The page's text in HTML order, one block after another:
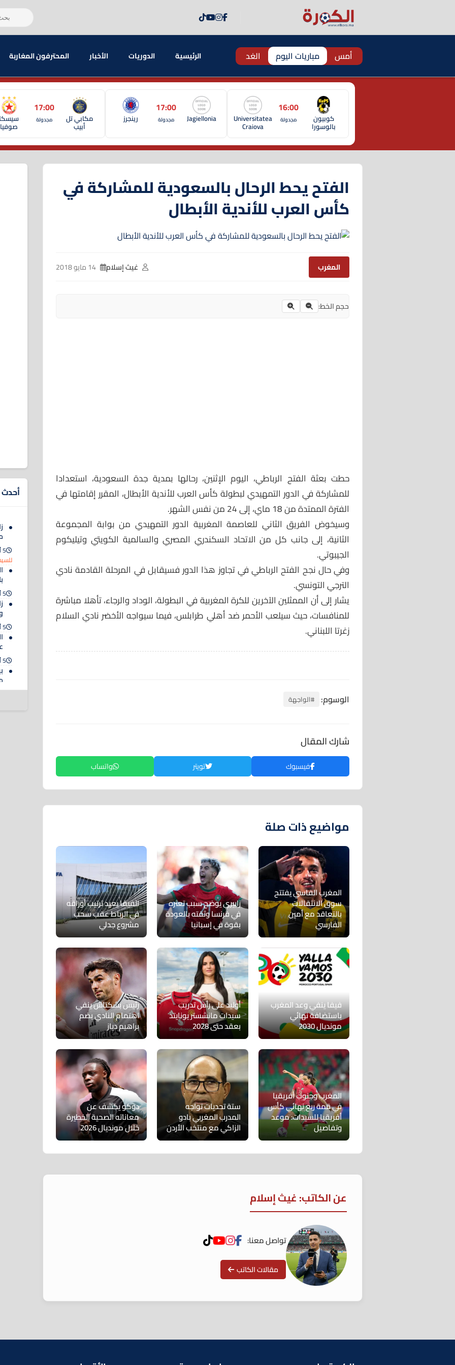
أمس مباريات اليوم الغد الرئيسية الدوريات الأخبار المحترفون المغاربة
كوبيون
بالوسورا
16:00
مجدولة Universitatea
Craiova
Jagiellonia
17:00
مجدولة رينجرز مكابي تل
أبيب
17:00
مجدولة سيسكا
صوفيا
الفتح يحط الرحال بالسعودية للمشاركة في
كأس العرب للأندية الأبطال
المغرب غيث إسلام
حجم الخط:
حطت بعثة الفتح الرباطي، اليوم الإثنين، رحالها بمدية جدة السعودية، استعدادا
للمشاركة في الدور التمهيدي لبطولة كأس العرب للأندية الأبطال، المقرر إقامتها في
الفترة الممتدة من 18 ماي، إلى 24 من نفس الشهر.
وسيخوض الفريق الثاني للعاصمة المغربية الدور التمهيدي من بوابة المجموعة
الثانية، إلى جانب كل من الاتحاد السكندري المصري والسالمية الكويتي وتيليكوم
الجيبوتي.
وفي حال نجح الفتح الرباطي في تجاوز هذا الدور فسيقابل في المرحلة القادمة نادي
الترجي التونسي.
يشار إلى أن الممثلين الآخرين للكرة المغربية في البطولة، الوداد والرجاء، تأهلا مباشرة
للمنافسات، حيث سيلعب الأحمر ضد أهلي طرابلس، فيما سيواجه الأخضر نادي السلام
زغرتا اللبناني.
الوسوم: #الواجهة
شارك المقال
فيسبوك تويتر واتساب
مواضيع ذات صلة
المغرب الفاسي يفتتح
سوق الانتقالات
بالتعاقد مع أمين
الفارسي
زابيري يوضح سبب تعثره
في فرنسا وثقته بالعودة
بقوة في إسبانيا
الفيفا يعيد ترتيب أوراقه
في الرباط عقب سحب
مشروع جدلي
فيفا ينفي وعد المغرب
باستضافة نهائي
مونديال 2030
أوليد على رأس تدريب
سيدات مانشستر يونايتد
بعقد حتى 2028
رئيس بشكتاش ينفي
اهتمام النادي بضم
براهيم دياز
المغرب وجنوب أفريقيا
في قمة ربع نهائي كأس
أفريقيا للسيدات: موعد
وتفاصيل
ستة تحديات تواجه
المدرب المغربي بادو
الزاكي مع منتخب الأردن
دوكو يكشف عن
معاناته الصحية الخطيرة
خلال مونديال 2026
عن الكاتب: غيث إسلام
تواصل معنا:
مقالات الكاتب
أحدث
5 أغسطس 2026
5 أغسطس 2026
5 أغسطس 2026
5 أغسطس 2026